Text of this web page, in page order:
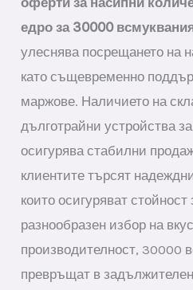
едро за 30000
улеснява посрещането на
като същевременно
маржове. Наличието на
дълготрайни устройства
осигурява стабилни
клиентите търсят
които осигуряват
разнообразен избор на
производителност, 30000
превръщат в